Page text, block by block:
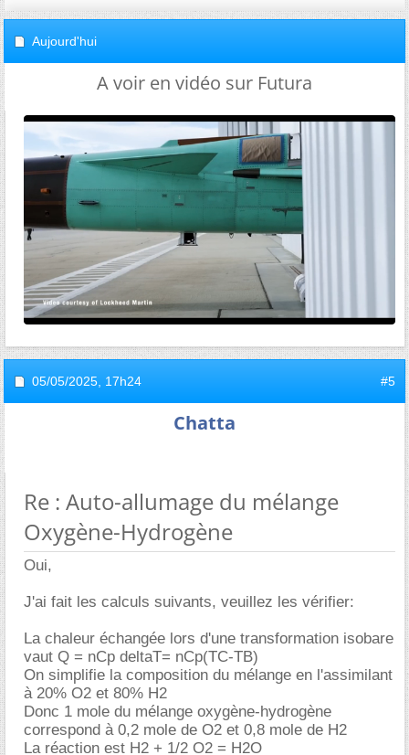
Aujourd'hui
A voir en vidéo sur Futura
05/05/2025, 17h24 #5
Chatta
Re : Auto-allumage du mélange
Oxygène-Hydrogène
Oui,
J'ai fait les calculs suivants, veuillez les vérifier:
La chaleur échangée lors d'une transformation isobare
vaut Q = nCp deltaT= nCp(TC-TB)
On simplifie la composition du mélange en l'assimilant
à 20% O2 et 80% H2
Donc 1 mole du mélange oxygène-hydrogène
correspond à 0,2 mole de O2 et 0,8 mole de H2
La réaction est H2 + 1/2 O2 = H2O